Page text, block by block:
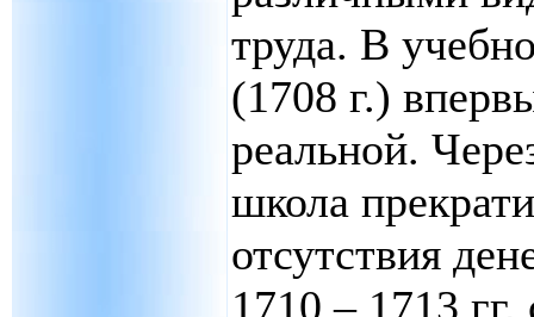
труда. В
(1708 г.)
реальной.
школа
отсутствия
1710 – 1713